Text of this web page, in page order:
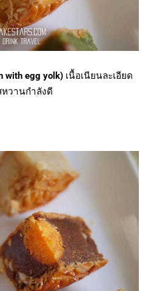
with egg yolk) เนื้อเนียนละเอียด
วานกำลังดี